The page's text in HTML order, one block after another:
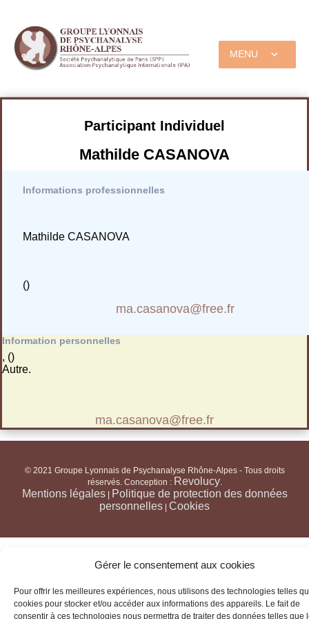
Gérer le consentement aux cookies
Pour offrir les meilleures expériences, nous utilisons des technologies telles
cookies pour stocker et/ou accéder aux informations des appareils. Le fait de
consentir à ces technologies nous permettra de traiter des données telles que
MENU
Participant Individuel
Mathilde CASANOVA
Informations professionnelles
Mathilde CASANOVA
()
ma.casanova@free.fr
Information personnelles
, ()
Autre.
ma.casanova@free.fr
© 2021 Groupe Lyonnais de Psychanalyse Rhône-Alpes - Tous droits
réservés. Conception : Revolucy.
Mentions légales| Politique de protection des données
personnelles | Cookies